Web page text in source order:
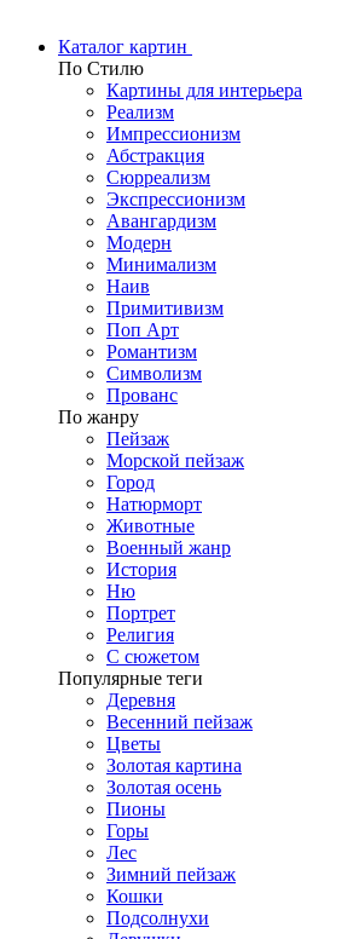
Каталог картин
По Стилю
Картины для интерьера
Реализм
Импрессионизм
Абстракция
Сюрреализм
Экспрессионизм
Авангардизм
Модерн
Минимализм
Наив
Примитивизм
Поп Арт
Романтизм
Символизм
Прованс
По жанру
Пейзаж
Морской пейзаж
Город
Натюрморт
Животные
Военный жанр
История
Ню
Портрет
Религия
С сюжетом
Популярные теги
Деревня
Весенний пейзаж
Цветы
Золотая картина
Золотая осень
Пионы
Горы
Лес
Зимний пейзаж
Кошки
Подсолнухи